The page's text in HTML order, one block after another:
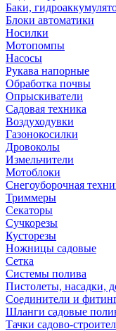
Баки,
Блоки автоматики
Носилки
Мотопомпы
Насосы
Рукава напорные
Обработка почвы
Опрыскиватели
Садовая техника
Воздуходувки
Газонокосилки
Дровоколы
Измельчители
Мотоблоки
Снегоуборочная
Триммеры
Секаторы
Сучкорезы
Кусторезы
Ножницы садовые
Сетка
Системы полива
Пистолеты, насадки,
Соединители и
Шланги садовые
Тачки садово-